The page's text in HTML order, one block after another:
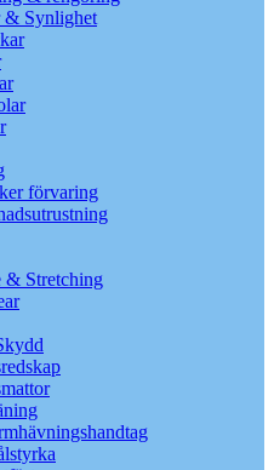
& Synlighet
förvaring
& Stretching